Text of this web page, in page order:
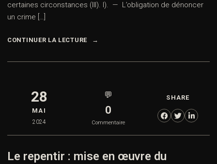
certaines circonstances (III). I). — L’obligation de dénoncer
un crime […]
CONTINUER LA LECTURE
28
MAI
2024
💬
0
Commentaire
SHARE
Le repentir : mise en œuvre du